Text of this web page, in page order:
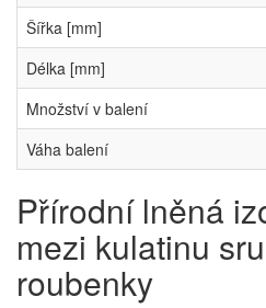
Šířka [mm]
Délka [mm]
Množství v balení
Váha balení
Přírodní lněná
mezi kulatinu
roubenky